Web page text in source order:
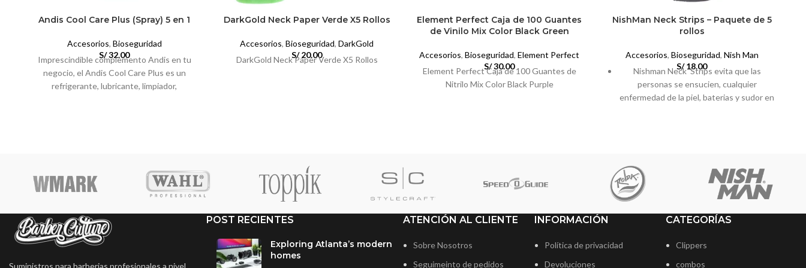
Andis Cool Care Plus (Spray) 5 en 1
Accesorios, Bioseguridad
S/32.00
Imprescindible complemento Andis en tu
negocio, el Andis Cool Care Plus es un
refrigerante, lubricante, limpiador,
DarkGold Neck Paper Verde X5 Rollos
Accesorios, Bioseguridad, DarkGold
S/20.00
DarkGold Neck Paper Verde X5 Rollos
Element Perfect Caja de 100 Guantes
de Vinilo Mix Color Black Green
Accesorios, Bioseguridad, Element Perfect
S/30.00
Element Perfect Caja de 100 Guantes de
Nitrilo Mix Color Black Purple
NishMan Neck Strips – Paquete de 5
rollos
Accesorios, Bioseguridad, Nish Man
S/18.00
Nishman Neck Strips evita que las
personas se ensucien, cualquier
enfermedad de la piel, baterias y sudor en
Con su forma flexible, es adecuado para
POST RECIENTES
Exploring Atlanta’s modern
homes
ATENCIÓN AL CLIENTE
Sobre Nosotros
Seguimeinto de pedidos
INFORMACIÓN
Política de privacidad
Devoluciones
CATEGORÍAS
Clippers
combos